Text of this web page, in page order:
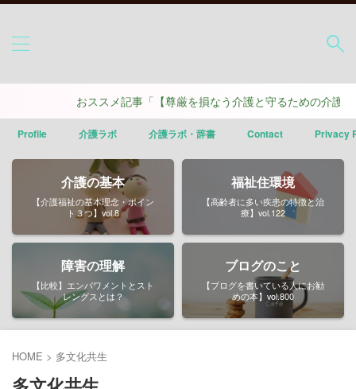
おススメ記事「【尊厳を損なう介護と守るための介護】ポ
Profile 介護ラボ 介護ラボ・辞書 Contact Privacy
介護の基本
【介護福祉の基本理念・ポイン
ト３つ】vol.8
福祉住環境
【高齢者に多い疾患の特徴と治
療】vol.122
障害の理解
【比較】エンパワメントとスト
レングスとは？
ブログのこと
【ブログを書いている人にお勧
めの本】vol.800
HOME > 多文化共生